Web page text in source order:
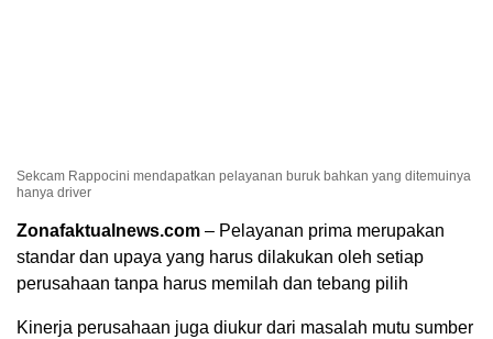
Sekcam Rappocini mendapatkan pelayanan buruk bahkan yang ditemuinya
hanya driver
Zonafaktualnews.com – Pelayanan prima merupakan
standar dan upaya yang harus dilakukan oleh setiap
perusahaan tanpa harus memilah dan tebang pilih
Kinerja perusahaan juga diukur dari masalah mutu sumber